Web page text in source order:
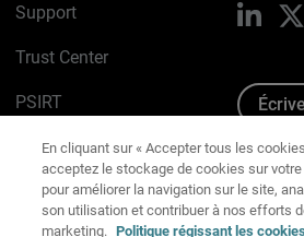
Support
Trust Center
PSIRT
Avis sur les cookies
Politique de confidentialité
En cliquant sur « Accepter tous les
acceptez le stockage de cookies sur
pour améliorer la navigation sur le site,
son utilisation et contribuer à nos efforts
marketing.
Politique régissant les cookies